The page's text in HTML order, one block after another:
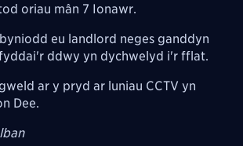
oriau mân 7 Ionawr.
eu landlord neges ganddyn
ddwy yn dychwelyd i'r fflat.
ar y pryd ar luniau CCTV yn
Dee.